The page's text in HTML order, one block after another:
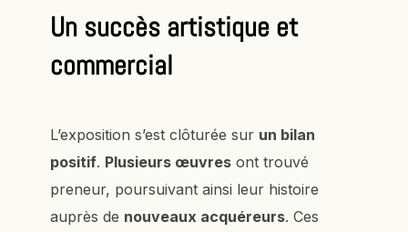
Un succès artistique et
commercial
L’exposition s’est clôturée sur un bilan
positif. Plusieurs œuvres ont trouvé
preneur, poursuivant ainsi leur histoire
auprès de nouveaux acquéreurs. Ces